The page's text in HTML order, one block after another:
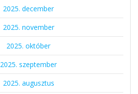
2025. december
2025. november
2025. október
2025. szeptember
2025. augusztus